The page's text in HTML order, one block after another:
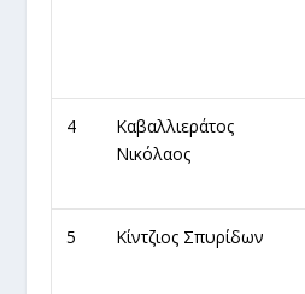
4
Καβαλλιεράτος
Νικόλαος
5 Κίντζιος Σπυρίδων